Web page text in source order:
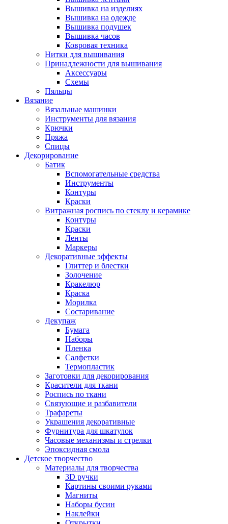
Вышивка на изделиях
Вышивка на одежде
Вышивка подушек
Вышивка часов
Ковровая техника
Нитки для вышивания
Принадлежности для вышивания
Аксессуары
Схемы
Пяльцы
Вязание
Вязальные машинки
Инструменты для вязания
Крючки
Пряжа
Спицы
Декорирование
Батик
Вспомогательные средства
Инструменты
Контуры
Краски
Витражная роспись по стеклу и керамике
Контуры
Краски
Ленты
Маркеры
Декоративные эффекты
Глиттер и блестки
Золочение
Кракелюр
Краска
Морилка
Состаривание
Декупаж
Бумага
Наборы
Пленка
Салфетки
Термопластик
Заготовки для декорирования
Красители для ткани
Роспись по ткани
Связующие и разбавители
Трафареты
Украшения декоративные
Фурнитура для шкатулок
Часовые механизмы и стрелки
Эпоксидная смола
Детское творчество
Материалы для творчества
3D ручки
Картины своими руками
Магниты
Наборы бусин
Наклейки